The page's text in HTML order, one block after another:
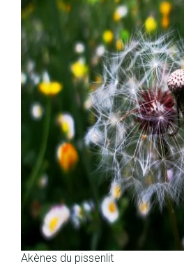
Akènes du pissenlit